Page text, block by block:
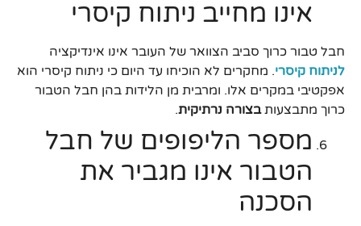
אינו מחייב ניתוח קיסרי
חבל טבור כרוך סביב הצוואר של העובר אינו אינדיקציה
לניתוח קיסרי. מחקרים לא הוכיחו עד היום כי ניתוח קיסרי הוא
אפקטיבי במקרים אלו. ומרבית מן הלידות בהן חבל הטבור
כרוך מתבצעותבצורה נרתיקית.
מספר הליפופים של חבל
הטבור אינו מגביר את
הסכנה